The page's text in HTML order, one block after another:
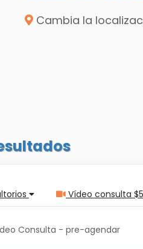
Cambia la
Vídeo consulta
Consulta - pre-agendar